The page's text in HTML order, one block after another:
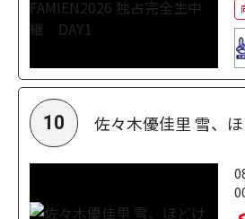
10 佐々木優佳里 雪、